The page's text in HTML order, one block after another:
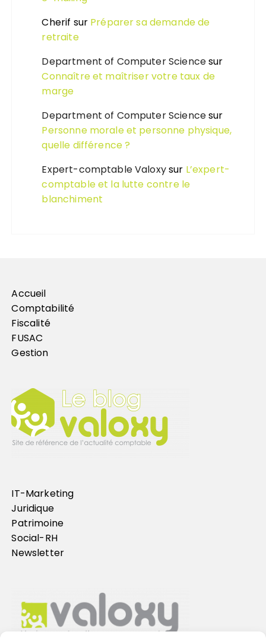
Cherif sur Préparer sa demande de
retraite
Department of Computer Sciencesur
Connaître et maîtriser votre taux de
marge
Department of Computer Sciencesur
Personne morale et personne physique,
quelle différence ?
Expert-comptable Valoxysur L’expert-
comptable et la lutte contre le
blanchiment
Accueil
Comptabilité
Fiscalité
FUSAC
Gestion
IT-Marketing
Juridique
Patrimoine
Social-RH
Newsletter